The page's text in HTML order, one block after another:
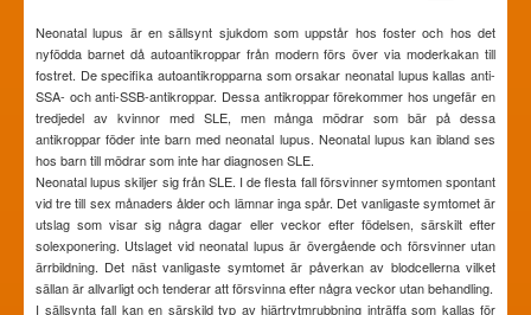
Neonatal lupus är en sällsynt sjukdom som uppstår hos foster och hos det
nyfödda barnet då autoantikroppar från modern förs över via moderkakan till
fostret. De specifika autoantikropparna som orsakar neonatal lupus kallas anti-
SSA- och anti-SSB-antikroppar. Dessa antikroppar förekommer hos ungefär en
tredjedel av kvinnor med SLE, men många mödrar som bär på dessa
antikroppar föder inte barn med neonatal lupus. Neonatal lupus kan ibland ses
hos barn till mödrar som inte har diagnosen SLE.
Neonatal lupus skiljer sig från SLE. I de flesta fall försvinner symtomen spontant
vid tre till sex månaders ålder och lämnar inga spår. Det vanligaste symtomet är
utslag som visar sig några dagar eller veckor efter födelsen, särskilt efter
solexponering. Utslaget vid neonatal lupus är övergående och försvinner utan
ärrbildning. Det näst vanligaste symtomet är påverkan av blodcellerna vilket
sällan är allvarligt och tenderar att försvinna efter några veckor utan behandling.
I sällsynta fall kan en särskild typ av hjärtrytmrubbning inträffa som kallas för